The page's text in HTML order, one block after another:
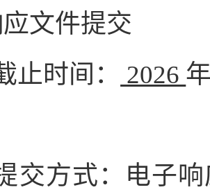
文件提交
止时间： 2026
交方式：电子